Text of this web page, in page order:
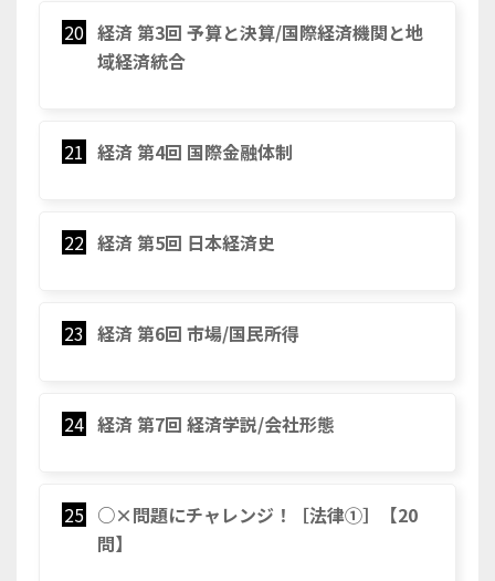
20 経済 第3回 予算と決算/国際経済機関と地
域経済統合
21 経済 第4回 国際金融体制
22 経済 第5回 日本経済史
23 経済 第6回 市場/国民所得
24 経済 第7回 経済学説/会社形態
25 ○×問題にチャレンジ！［法律➀］【20
問】